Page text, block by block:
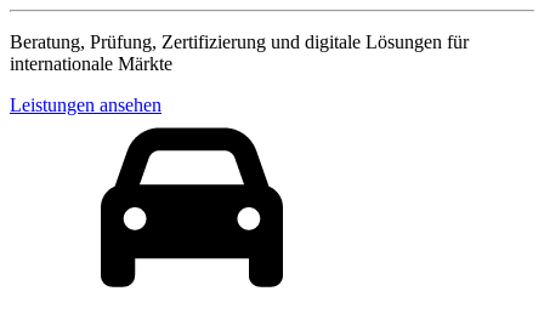
Beratung, Prüfung, Zertifizierung und digitale Lösungen für
internationale Märkte
Leistungen ansehen